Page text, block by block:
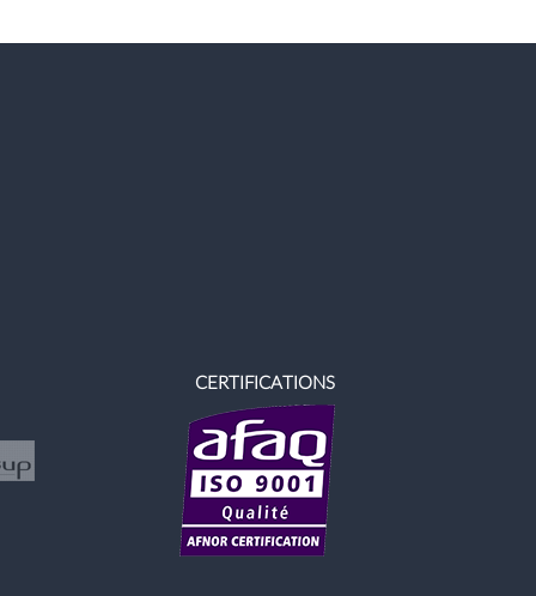
CERTIFICATIONS